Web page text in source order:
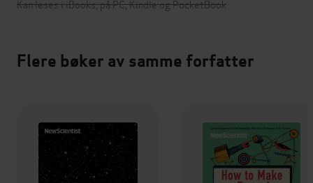
Kan leses i iBooks, på PC, Kindle og PocketBook
Flere bøker av samme forfatter